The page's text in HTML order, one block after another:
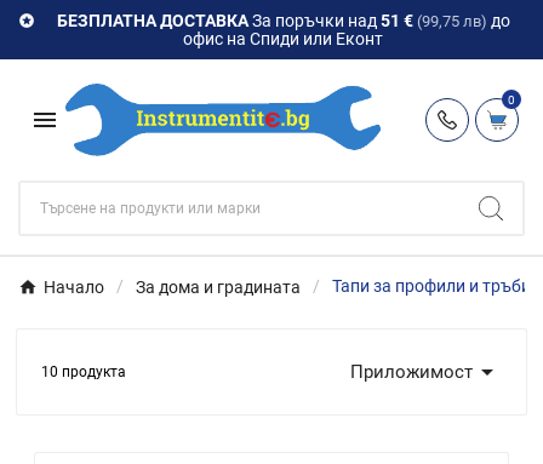
 БЕЗПЛАТНА ДОСТАВКАЗа поръчки над 51 € (99,75 лв) до
офис на Спиди или Еконт

0
Начало За дома и градината Тапи за профили и тръби
10 продукта Приложимост 